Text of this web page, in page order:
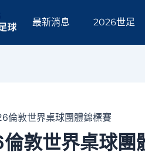
最新消息 2026世足
倫敦世界桌球團體錦標賽
敦世界桌球團